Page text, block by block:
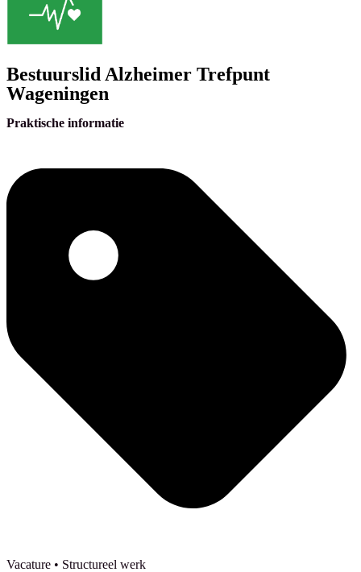
Bestuurslid Alzheimer Trefpunt
Wageningen
Praktische informatie
Vacature • Structureel werk